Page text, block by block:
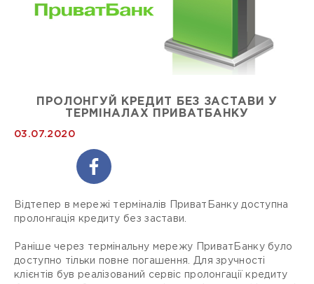
ПРОЛОНГУЙ КРЕДИТ БЕЗ ЗАСТАВИ У
ТЕРМІНАЛАХ ПРИВАТБАНКУ
03.07.2020
Відтепер в мережі терміналів ПриватБанку доступна
пролонгація кредиту без застави.
Раніше через термінальну мережу ПриватБанку було
доступно тільки повне погашення. Для зручності
клієнтів був реалізований сервіс пролонгації кредиту